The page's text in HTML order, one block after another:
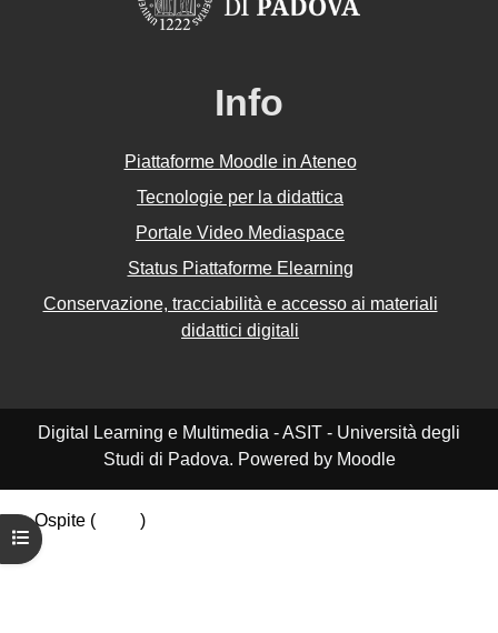
Apri indice del corso
Info
Piattaforme Moodle in Ateneo
Tecnologie per la didattica
Portale Video Mediaspace
Status Piattaforme Elearning
Conservazione, tracciabilità e accesso ai materiali
didattici digitali
Digital Learning e Multimedia - ASIT - Università degli
Studi di Padova. Powered by Moodle
Ospite (
)
Riepilogo della conservazione dei dati